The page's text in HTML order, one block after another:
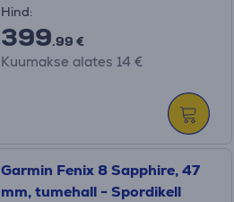
Hind:
399.99 €
Kuumakse alates 14 €
Garmin Fenix 8 Sapphire, 47
mm, tumehall - Spordikell